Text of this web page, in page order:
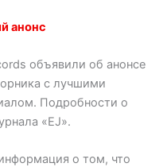
анонс
объявили об анонсе
с лучшими
Подробности о
«EJ».
о том, что